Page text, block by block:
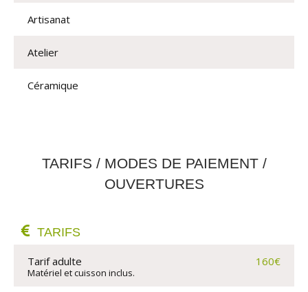
Artisanat
Atelier
Céramique
TARIFS / MODES DE PAIEMENT /
OUVERTURES
TARIFS
Tarif adulte 160€
Matériel et cuisson inclus.